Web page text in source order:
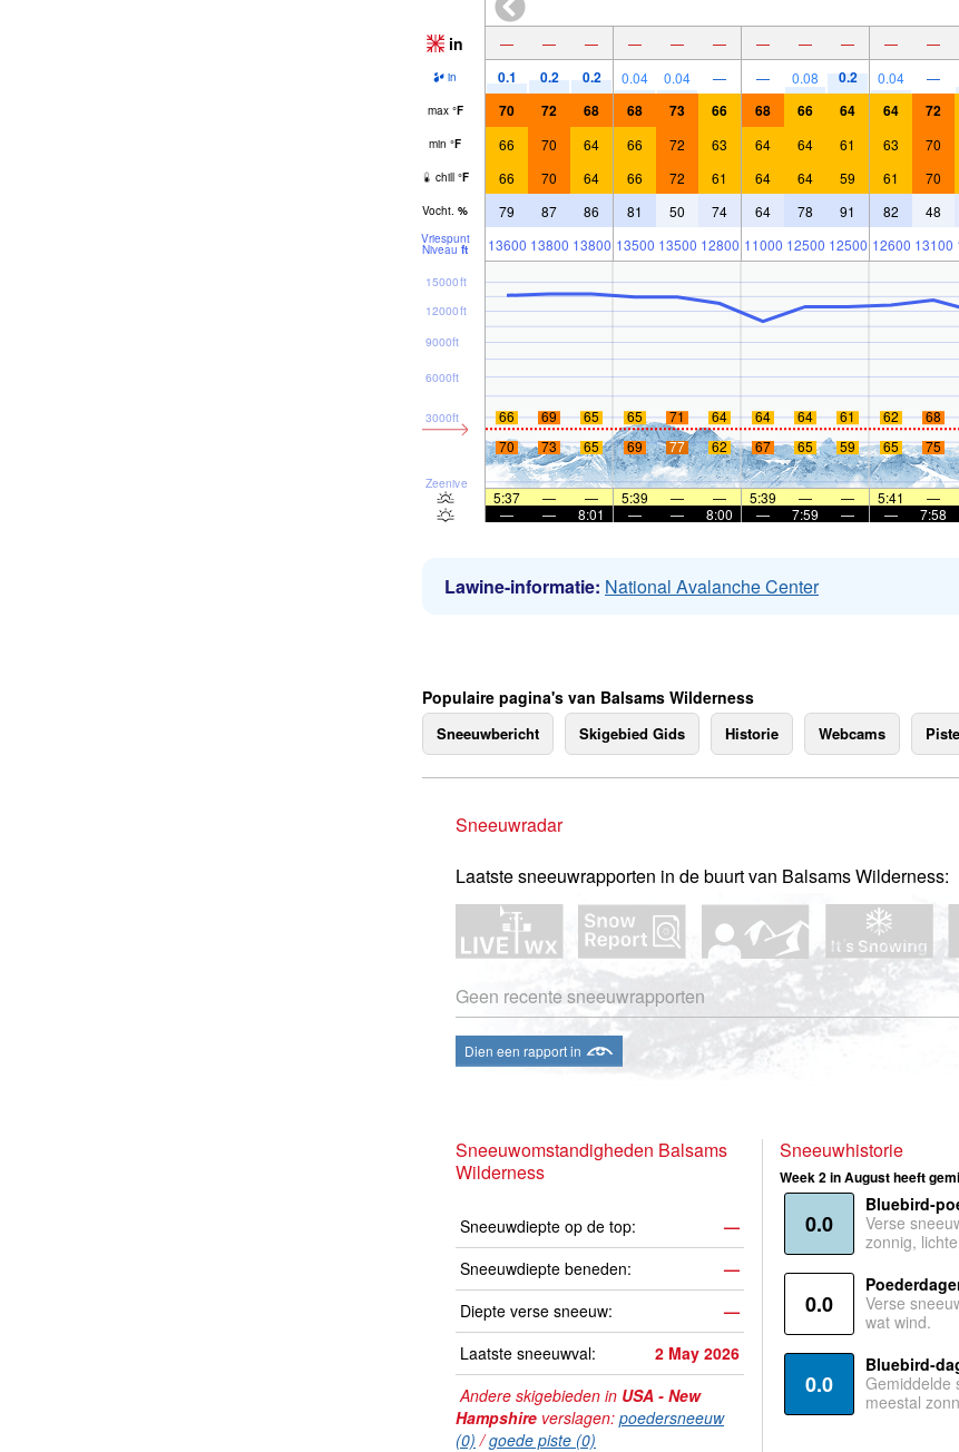
in — — — — — — — — — — —
in 0.1 0.2 0.2 0.04 0.04 — — 0.08 0.2 0.04 —
max °F 70 72 68 68 73 66 68 66 64 64 72
min °F 66 70 64 66 72 63 64 64 61 63 70
chill °F 66 70 64 66 72 61 64 64 59 61 70
Vocht. % 79 87 86 81 50 74 64 78 91 82 48
Vriespunt
Niveau ft 13600 13800 13800 13500 13500 12800 11000 12500 12500 12600 13100
Zeeniveau
3000ft
6000ft
9000ft
12000ft
15000ft
66 69 65 65 71 64 64 64 61 62 68
70
73 65 69 77 62 67 65 59 65 75
5:37 — — 5:39 — — 5:39 — — 5:41 —
—
— 8:01 — — 8:00 — 7:59 — — 7:58
Lawine-informatie: National Avalanche Center
Populaire pagina's van Balsams Wilderness
Sneeuwbericht Skigebied Gids Historie Webcams
Sneeuwradar
Laatste sneeuwrapporten in de buurt van Balsams Wilderness:
Geen recente sneeuwrapporten
Dien een rapport in
Sneeuwomstandigheden Balsams
Wilderness
Sneeuwdiepte op de top:
—
Sneeuwdiepte beneden:
—
Diepte verse sneeuw:
—
Laatste sneeuwval:
2 May 2026
Andere skigebieden in USA - New
Hampshire verslagen: poedersneeuw
(0) /goede piste (0)
Sneeuwhistorie
Week 2 in August heeft
0.0
Bluebird-
Verse
zonnig,
0.0
Verse
wat wind.
0.0
Bluebird-
Gemiddelde
meestal